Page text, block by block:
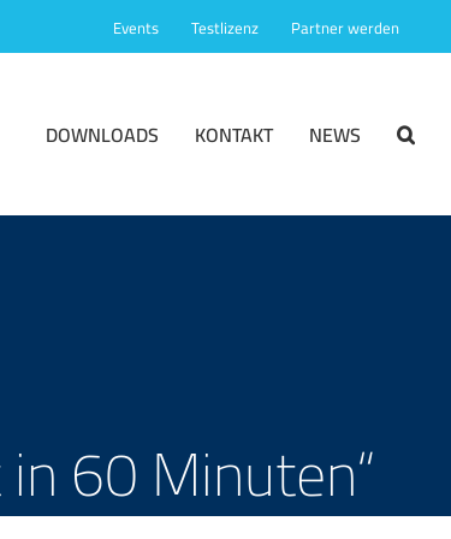
Events Testlizenz Partner werden
DOWNLOADS KONTAKT NEWS
60 Minuten“